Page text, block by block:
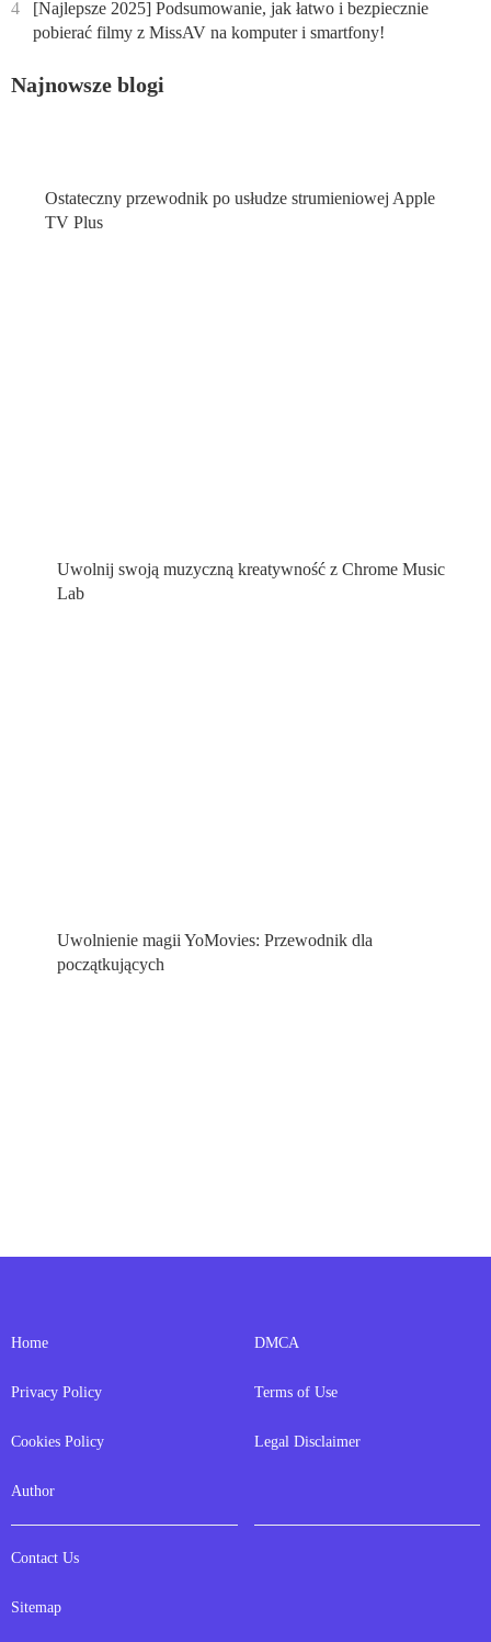
4
[Najlepsze 2025] Podsumowanie, jak łatwo i bezpiecznie
pobierać filmy z MissAV na komputer i smartfony!
Najnowsze blogi
Ostateczny przewodnik po usłudze strumieniowej Apple
TV Plus
Uwolnij swoją muzyczną kreatywność z Chrome Music
Lab
Uwolnienie magii YoMovies: Przewodnik dla
początkujących
Home
Privacy Policy
Cookies Policy
Author
DMCA
Terms of Use
Legal Disclaimer
Contact Us
Sitemap